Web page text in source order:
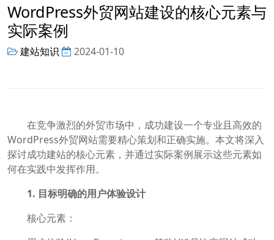
WordPress外贸网站建设的核心元素与
实际案例
建站知识 2024-01-10
在竞争激烈的外贸市场中，成功建设一个专业且高效的
WordPress外贸网站需要精心策划和正确实施。本文将深入
探讨成功建站的核心元素，并通过实际案例展示这些元素如
何在实践中发挥作用。
1. 目标明确的用户体验设计
核心元素：